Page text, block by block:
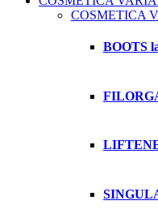
COSMETICA
BOOTS